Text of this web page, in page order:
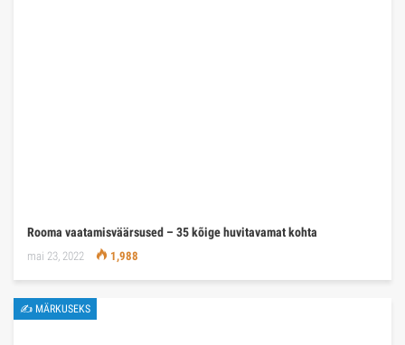
Rooma vaatamisväärsused – 35 kõige huvitavamat kohta
mai 23, 2022 1,988
✍ MÄRKUSEKS